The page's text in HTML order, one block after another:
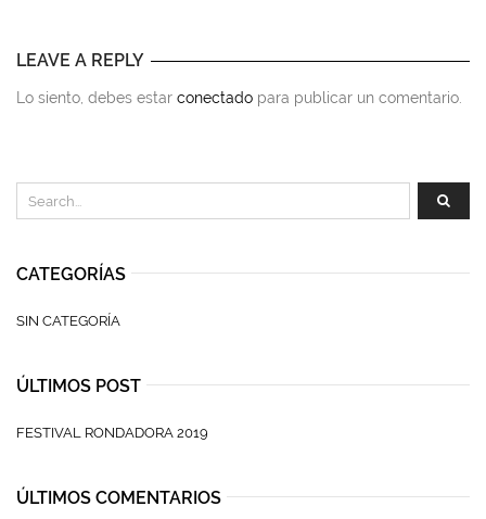
LEAVE A REPLY
Lo siento, debes estar conectado para publicar un comentario.
CATEGORÍAS
SIN CATEGORÍA
ÚLTIMOS POST
FESTIVAL RONDADORA 2019
ÚLTIMOS COMENTARIOS